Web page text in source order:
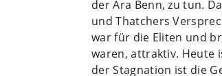
der Ära Benn, zu tun.
und Thatchers
war für die Eliten und
waren, attraktiv. Heute
der Stagnation ist die